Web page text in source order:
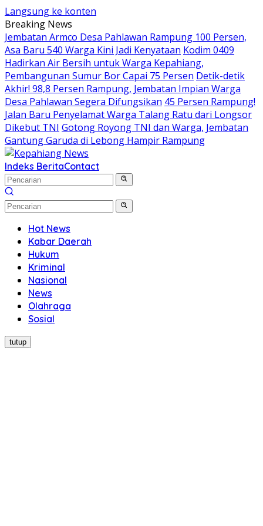
Langsung ke konten
Breaking News
Jembatan Armco Desa Pahlawan Rampung 100 Persen,
Asa Baru 540 Warga Kini Jadi Kenyataan Kodim 0409
Hadirkan Air Bersih untuk Warga Kepahiang,
Pembangunan Sumur Bor Capai 75 Persen Detik-detik
Akhir! 98,8 Persen Rampung, Jembatan Impian Warga
Desa Pahlawan Segera Difungsikan 45 Persen Rampung!
Jalan Baru Penyelamat Warga Talang Ratu dari Longsor
Dikebut TNI Gotong Royong TNI dan Warga, Jembatan
Gantung Garuda di Lebong Hampir Rampung
Indeks BeritaContact
Hot News
Kabar Daerah
Hukum
Kriminal
Nasional
News
Olahraga
Sosial
tutup